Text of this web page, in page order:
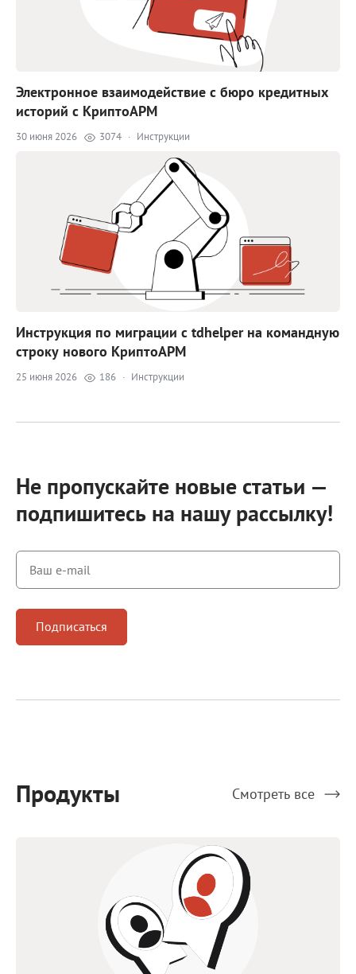
Электронное взаимодействие с бюро кредитных
историй с КриптоАРМ
30 июня 2026 3074 · Инструкции
Инструкция по миграции с tdhelper на командную
строку нового КриптоАРМ
25 июня 2026 186 · Инструкции
Не пропускайте новые статьи —
подпишитесь на нашу рассылку!
Подписаться
Продукты Смотреть все